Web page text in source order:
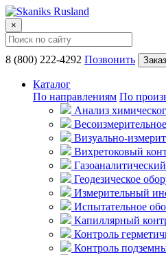
×
8 (800) 222-4292 Позвонить
Каталог
По направлениям По
Анализ
Визуально-
Вихретоковый
Геодезическое
Измерительный
Испытательное
Капиллярный
Контроль
Контроль